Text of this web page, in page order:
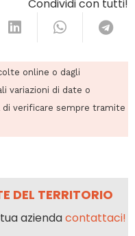
Condividi con tutti!
online o dagli
variazioni di date o
di verificare sempre tramite
DEL TERRITORIO
aziendacontattaci!